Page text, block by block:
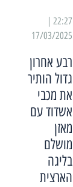
17/03/2025
רבע אחרון
גדול הותיר
את מכבי
אשדוד עם
מאזן
מושלם
בליגה
הארצית